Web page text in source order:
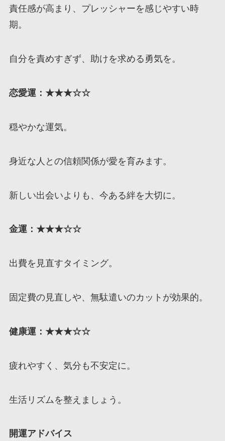
責任感が高まり、プレッシャーを感じやすい時
期。
自分を責めすぎず、助けを求める勇気を。
恋愛運：★★★☆☆
穏やかな運気。
身近な人との信頼関係が愛を育みます。
新しい出会いよりも、今ある絆を大切に。
金運：★★★☆☆
出費を見直すタイミング。
固定費の見直しや、無駄遣いのカットが効果的。
健康運：★★★☆☆
疲れやすく、気分も不安定に。
生活リズムを整えましょう。
開運アドバイス